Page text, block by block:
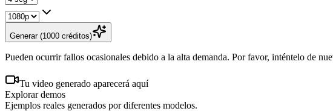
Generar (1000 créditos)
Pueden ocurrir fallos ocasionales debido a la alta demanda. Por favor, inténtelo de
Tu video generado aparecerá aquí
Explorar demos
Ejemplos reales generados por diferentes modelos.